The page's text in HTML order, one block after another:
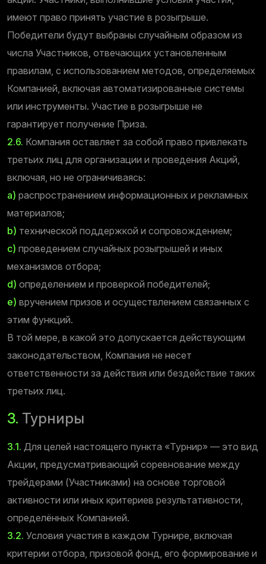
имеют право принять участие в розыгрыше.
Победители будут выбраны случайным образом из
числа Участников, отвечающих установленным
правилам, с использованием методов, определяемых
Компанией, включая автоматизированные системы
или инструменты. Участие в розыгрыше не
гарантирует получение Приза.
2.6. Компания оставляет за собой право привлекать
третьих лиц для организации и проведения Акций,
включая, но не ограничиваясь:
a) распространением информационных и рекламных
материалов;
b) технической поддержкой и сопровождением;
c) проведением случайных розыгрышей и иных
механизмов отбора;
d) определением и проверкой победителей;
e) вручением призов и осуществлением связанных с
этим функций.
В той мере, в какой это допускается действующим
законодательством, Компания не несет
ответственности за действия или бездействие таких
третьих лиц.
3. Турниры
3.1. Для целей настоящего пункта «Турнир» — это вид
Акции, предусматривающий соревнование между
трейдерами (Участниками) на основе торговой
активности или иных критериев результативности,
определённых Компанией.
3.2. Условия участия в каждом Турнире, включая
критерии отбора, призовой фонд, его формирование и